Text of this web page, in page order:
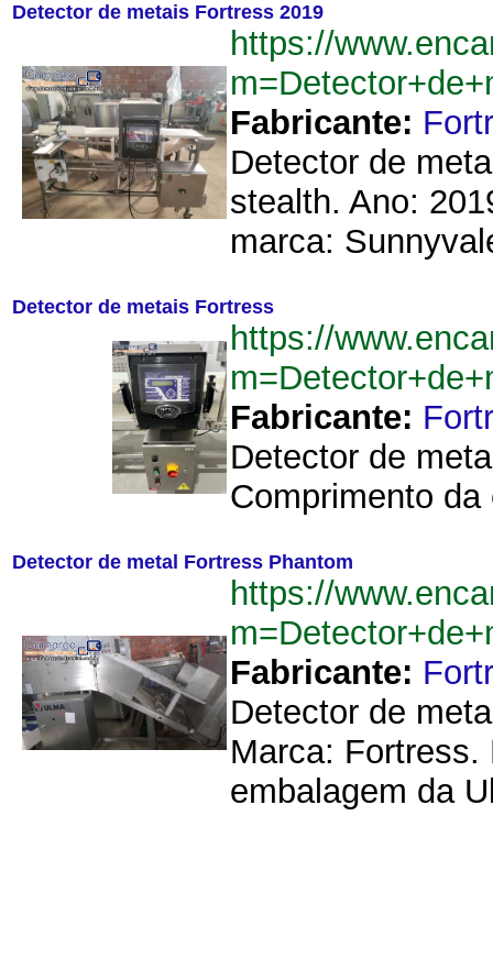
Detector de metais Fortress 2019
https://
Fabricante:
Detector de
stealth. Ano:
marca:
Detector de metais Fortress
https://
Fabricante:
Detector de
Comprimento
Detector de metal Fortress Phantom
https://
Fabricante:
Detector de
Marca:
embalagem da